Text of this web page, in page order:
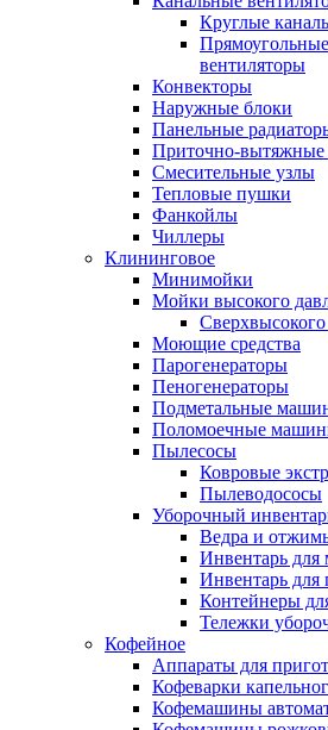
Круглые
вентиляторы
Конвекторы
Наружные блоки
Панельные
Приточно-вытяжные
Смесительные узлы
Тепловые пушки
Фанкойлы
Чиллеры
Клининговое
Минимойки
Мойки высокого
Моющие средства
Парогенераторы
Пеногенераторы
Подметальные
Поломоечные
Пылесосы
Ковровые
Пылеводососы
Уборочный
Ведра и
Инвентарь для
Инвентарь для
Контейнеры
Тележки
Кофейное
Аппараты для
Кофеварки
Кофемашины